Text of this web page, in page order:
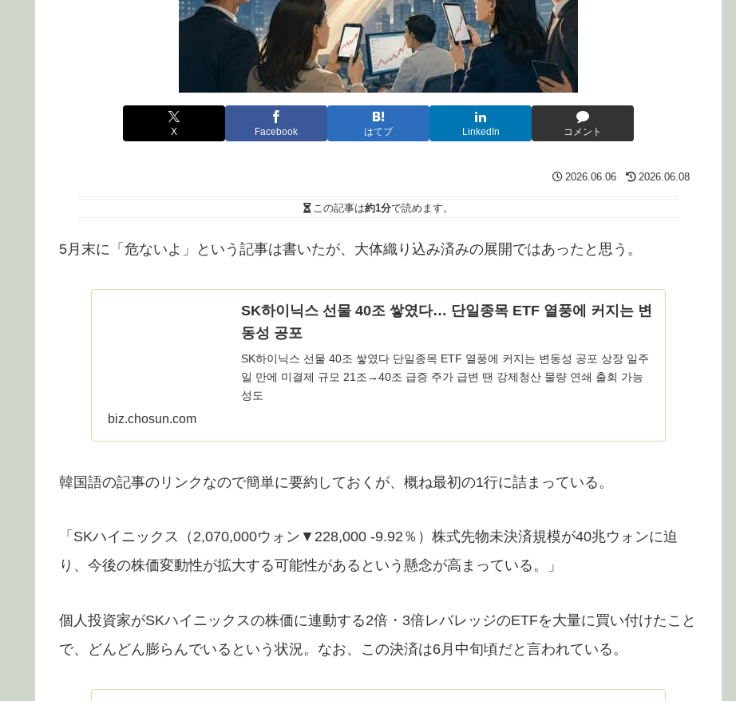
X Facebook はてブ LinkedIn コメント
2026.06.06 2026.06.08
この記事は約1分で読めます。
5月末に「危ないよ」という記事は書いたが、大体織り込み済みの展開ではあったと思う。
SK하이닉스 선물 40조 쌓였다… 단일종목 ETF 열풍에 커지는 변
동성 공포
SK하이닉스 선물 40조 쌓였다 단일종목 ETF 열풍에 커지는 변동성 공포 상장 일주
일 만에 미결제 규모 21조→40조 급증 주가 급변 땐 강제청산 물량 연쇄 출회 가능
성도
biz.chosun.com
韓国語の記事のリンクなので簡単に要約しておくが、概ね最初の1行に詰まっている。
「SKハイニックス（2,070,000ウォン▼228,000 -9.92％）株式先物未決済規模が40兆ウォンに迫
り、今後の株価変動性が拡大する可能性があるという懸念が高まっている。」
個人投資家がSKハイニックスの株価に連動する2倍・3倍レバレッジのETFを大量に買い付けたこと
で、どんどん膨らんでいるという状況。なお、この決済は6月中旬頃だと言われている。